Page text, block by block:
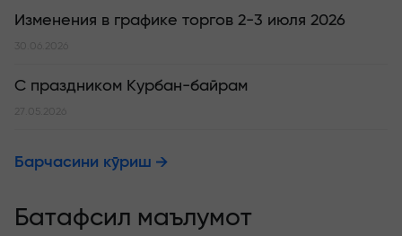
Изменения в графике торгов 2-3 июля 2026
30.06.2026
С праздником Курбан-байрам
27.05.2026
Барчасини кўриш
Батафсил маълумот